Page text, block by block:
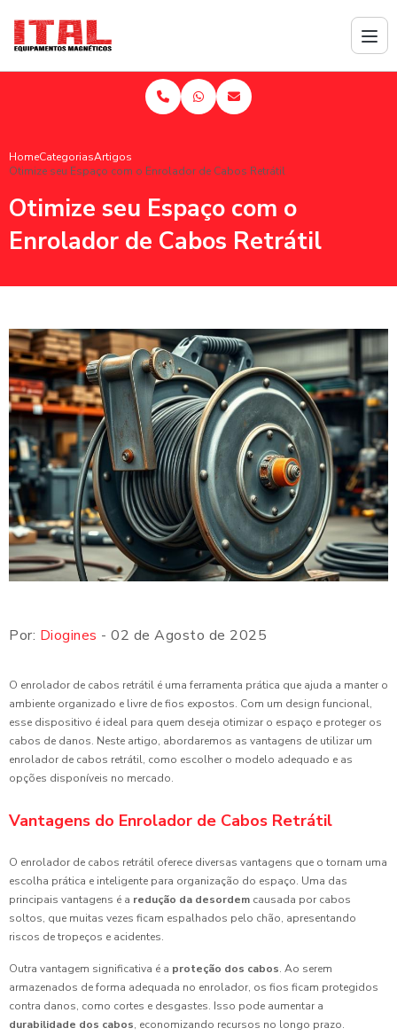
HomeCategoriasArtigos
Otimize seu Espaço com o Enrolador de Cabos Retrátil
Otimize seu Espaço com o
Enrolador de Cabos Retrátil
Por: Diogines - 02 de Agosto de 2025
O enrolador de cabos retrátil é uma ferramenta prática que ajuda a manter o
ambiente organizado e livre de fios expostos. Com um design funcional,
esse dispositivo é ideal para quem deseja otimizar o espaço e proteger os
cabos de danos. Neste artigo, abordaremos as vantagens de utilizar um
enrolador de cabos retrátil, como escolher o modelo adequado e as
opções disponíveis no mercado.
Vantagens do Enrolador de Cabos Retrátil
O enrolador de cabos retrátil oferece diversas vantagens que o tornam uma
escolha prática e inteligente para organização do espaço. Uma das
principais vantagens é a redução da desordem causada por cabos
soltos, que muitas vezes ficam espalhados pelo chão, apresentando
riscos de tropeços e acidentes.
Outra vantagem significativa é a proteção dos cabos. Ao serem
armazenados de forma adequada no enrolador, os fios ficam protegidos
contra danos, como cortes e desgastes. Isso pode aumentar a
durabilidade dos cabos, economizando recursos no longo prazo.